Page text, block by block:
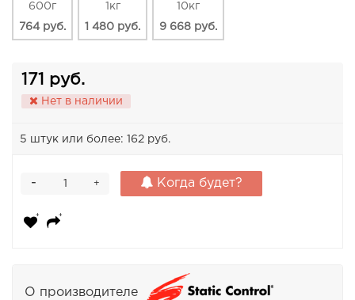
600г
764 руб.
1кг
1 480 руб.
10кг
9 668 руб.
171 руб.
Нет в наличии
5 штук или более: 162 руб.
+
- Когда будет?
О производителе